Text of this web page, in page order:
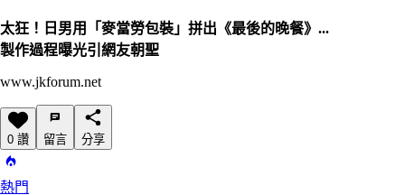
太狂！日男用「麥當勞包裝」拼出《最後的晚餐》...
製作過程曝光引網友朝聖
www.jkforum.net
0 讚 留言 分享
熱門